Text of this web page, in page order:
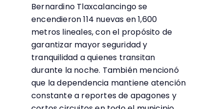
Bernardino Tlaxcalancingo se
encendieron 114 nuevas en 1,600
metros lineales, con el propósito de
garantizar mayor seguridad y
tranquilidad a quienes transitan
durante la noche. También mencionó
que la dependencia mantiene atención
constante a reportes de apagones y